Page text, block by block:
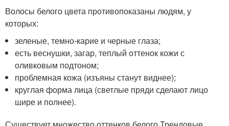
Волосы белого цвета противопоказаны людям, у
которых:
зеленые, темно-карие и черные глаза;
есть веснушки, загар, теплый оттенок кожи с
оливковым подтоном;
проблемная кожа (изъяны станут виднее);
круглая форма лица (светлые пряди сделают лицо
шире и полнее).